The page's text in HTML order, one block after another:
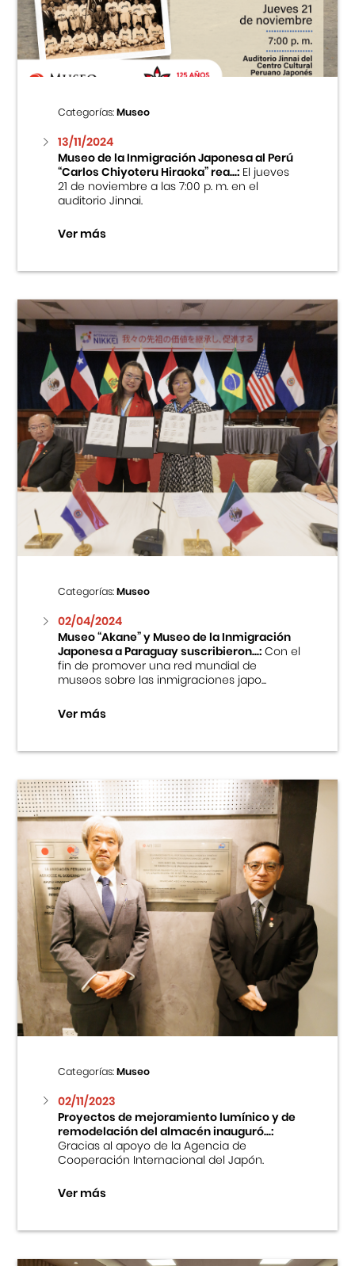
Centro Cultural Peruano Japonés
Cursos
Museo de la Inmigración Japonesa
Fondo Editorial
Teatro Peruano Japonés
Categorías:Museo
13/11/2024
Museo de la Inmigración Japonesa al Perú
“Carlos Chiyoteru Hiraoka” rea...:El jueves
21 de noviembre a las 7:00 p. m. en el
auditorio Jinnai.
Ver más
Categorías:Museo
02/04/2024
Museo “Akane” y Museo de la Inmigración
Japonesa a Paraguay suscribieron...:Con el
fin de promover una red mundial de
museos sobre las inmigraciones japo...
Ver más
Categorías:Museo
02/11/2023
Proyectos de mejoramiento lumínico y de
remodelación del almacén inauguró...:
Gracias al apoyo de la Agencia de
Cooperación Internacional del Japón.
Ver más